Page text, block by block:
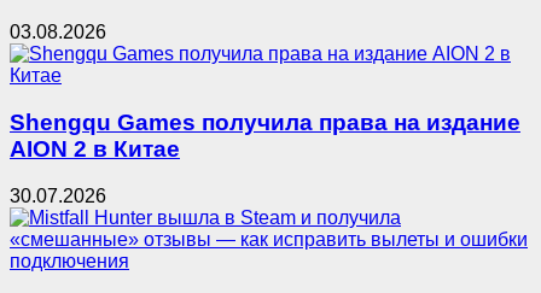
03.08.2026
Shengqu Games получила права на издание
AION 2 в Китае
30.07.2026